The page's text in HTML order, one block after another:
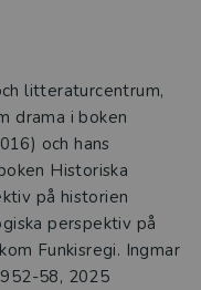
litteraturcentrum,
drama i boken
och hans
Historiska
på historien
perspektiv på
Funkisregi. Ingmar
58, 2025